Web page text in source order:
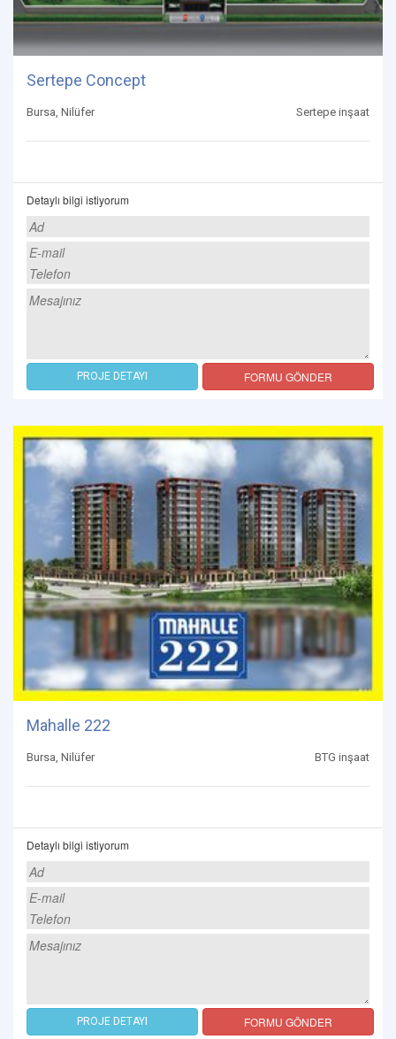
Sertepe Concept
Bursa, Nilüfer Sertepe inşaat
Detaylı bilgi istiyorum
PROJE DETAYI FORMU GÖNDER
Mahalle 222
Bursa, Nilüfer BTG inşaat
Detaylı bilgi istiyorum
PROJE DETAYI FORMU GÖNDER